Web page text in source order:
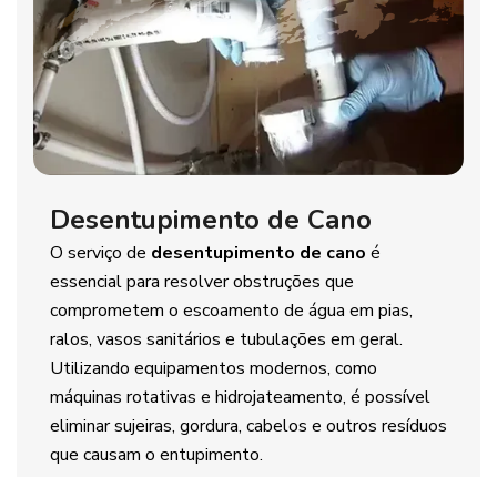
Desentupimento de Cano
O serviço de desentupimento de cano é
essencial para resolver obstruções que
comprometem o escoamento de água em pias,
ralos, vasos sanitários e tubulações em geral.
Utilizando equipamentos modernos, como
máquinas rotativas e hidrojateamento, é possível
eliminar sujeiras, gordura, cabelos e outros resíduos
que causam o entupimento.